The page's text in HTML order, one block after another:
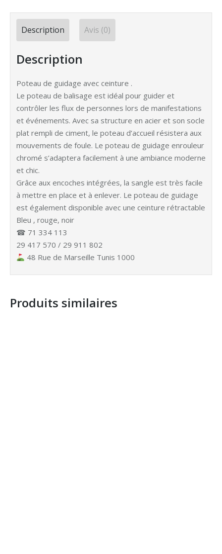
Description Avis (0)
Description
Poteau de guidage avec ceinture .
Le poteau de balisage est idéal pour guider et
contrôler les flux de personnes lors de manifestations
et événements. Avec sa structure en acier et son socle
plat rempli de ciment, le poteau d’accueil résistera aux
mouvements de foule. Le poteau de guidage enrouleur
chromé s’adaptera facilement à une ambiance moderne
et chic.
Grâce aux encoches intégrées, la sangle est très facile
à mettre en place et à enlever. Le poteau de guidage
est également disponible avec une ceinture rétractable
Bleu , rouge, noir
☎ 71 334 113
29 417 570 / 29 911 802
48 Rue de Marseille Tunis 1000
Produits similaires